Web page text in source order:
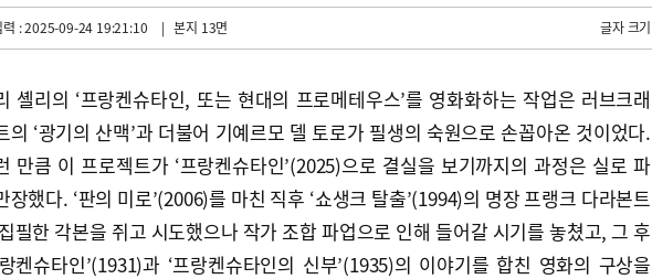
: 2025-09-24 19:21:10 | 본지 13면 글자 크기
셸리의 ‘프랑켄슈타인, 또는 현대의 프로메테우스’를 영화화하는 작업은 러브크래
의 ‘광기의 산맥’과 더불어 기예르모 델 토로가 필생의 숙원으로 손꼽아온 것이었다.
만큼 이 프로젝트가 ‘프랑켄슈타인’(2025)으로 결실을 보기까지의 과정은 실로 파
장했다. ‘판의 미로’(2006)를 마친 직후 ‘쇼생크 탈출’(1994)의 명장 프랭크 다라본트
필한 각본을 쥐고 시도했으나 작가 조합 파업으로 인해 들어갈 시기를 놓쳤고, 그 후
켄슈타인’(1931)과 ‘프랑켄슈타인의 신부’(1935)의 이야기를 합친 영화의 구상을